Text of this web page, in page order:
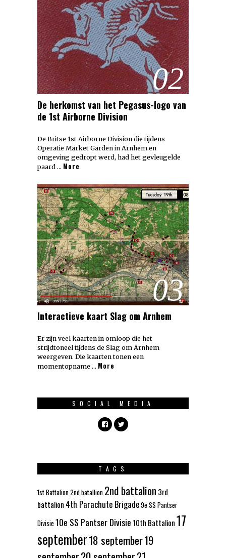
02
De herkomst van het Pegasus-logo van
de 1st Airborne Division
De Britse 1st Airborne Division die tijdens
Operatie Market Garden in Arnhem en
omgeving gedropt werd, had het gevleugelde
paard … More
03
Interactieve kaart Slag om Arnhem
Er zijn veel kaarten in omloop die het
strijdtoneel tijdens de Slag om Arnhem
weergeven. Die kaarten tonen een
momentopname … More
SOCIAL MEDIA
TAGS
1st Battalion2nd batallion 2nd battalion 3rd
battalion 4th Parachute Brigade9e SS Pantser
Divisie 10e SS Pantser Divisie 10th Battalion17
september18 september19